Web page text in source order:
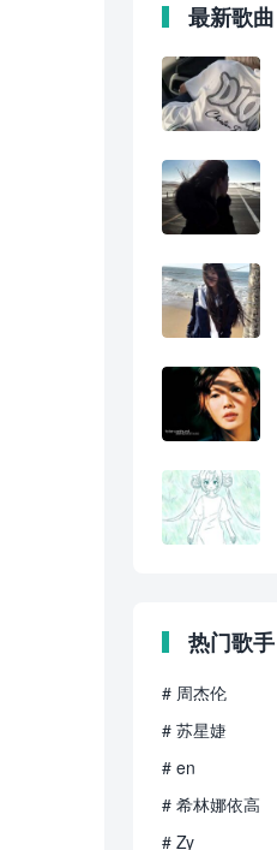
最新歌曲
热门歌手
# 周杰伦
# 苏星婕
# en
# 希林娜依高
# Zy